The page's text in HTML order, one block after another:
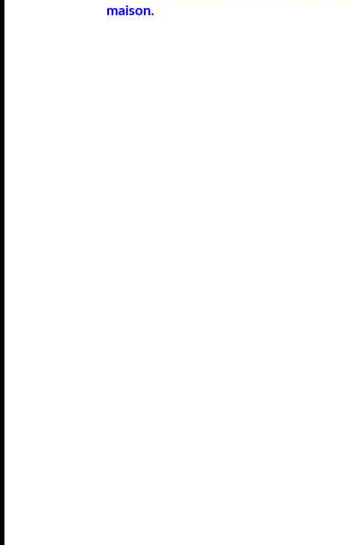
maison.